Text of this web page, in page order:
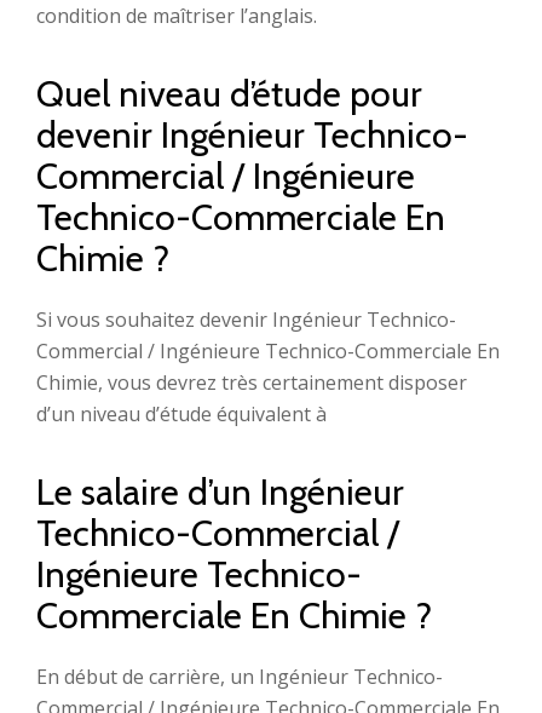
condition de maîtriser l’anglais.
Quel niveau d’étude pour
devenir Ingénieur Technico-
Commercial / Ingénieure
Technico-Commerciale En
Chimie ?
Si vous souhaitez devenir Ingénieur Technico-
Commercial / Ingénieure Technico-Commerciale En
Chimie, vous devrez très certainement disposer
d’un niveau d’étude équivalent à
Le salaire d’un Ingénieur
Technico-Commercial /
Ingénieure Technico-
Commerciale En Chimie ?
En début de carrière, un Ingénieur Technico-